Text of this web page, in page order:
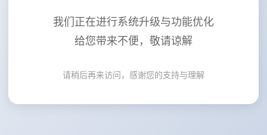
我们正在进行系统升级与功能优化
给您带来不便，敬请谅解
请稍后再来访问，感谢您的支持与理解